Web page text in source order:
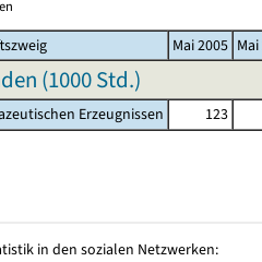
Mai 2005
(1000 Std.)
Erzeugnissen 123
in den sozialen Netzwerken: